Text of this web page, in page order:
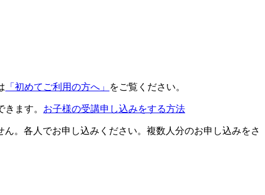
「初めてご利用の方へ」 をご覧ください。
ます。 お子様の受講申し込みをする方法
。各人でお申し込みください。複数人分のお申し込みをさ